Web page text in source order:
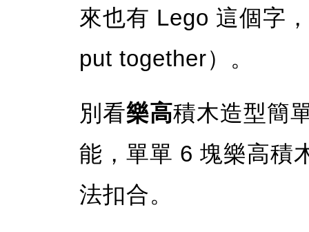
來也有 Lego 這個字
put together）。
別看樂高積木造型簡
能，單單 6 塊樂高積
法扣合。